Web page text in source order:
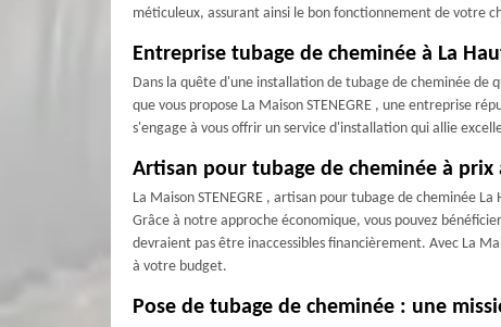
méticuleux, assurant ainsi le bon fonctionnement de votre
Entreprise tubage de cheminée à La
Dans la quête d'une installation de tubage de cheminée
que vous propose La Maison STENEGRE , une entreprise
s'engage à vous offrir un service d'installation qui allie
Artisan pour tubage de cheminée à prix
La Maison STENEGRE , artisan pour tubage de cheminée
Grâce à notre approche économique, vous pouvez
devraient pas être inaccessibles financièrement. Avec La
à votre budget.
Pose de tubage de cheminée : une